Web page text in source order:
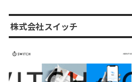
株式会社スイッチ